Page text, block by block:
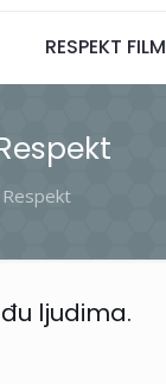
RESPEKT FILM
ljudima.